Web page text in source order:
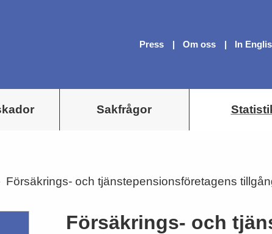
Press Om oss In
Sakfrågor
Försäkrings- och tjänstepensionsföretagens
Försäkrings- och